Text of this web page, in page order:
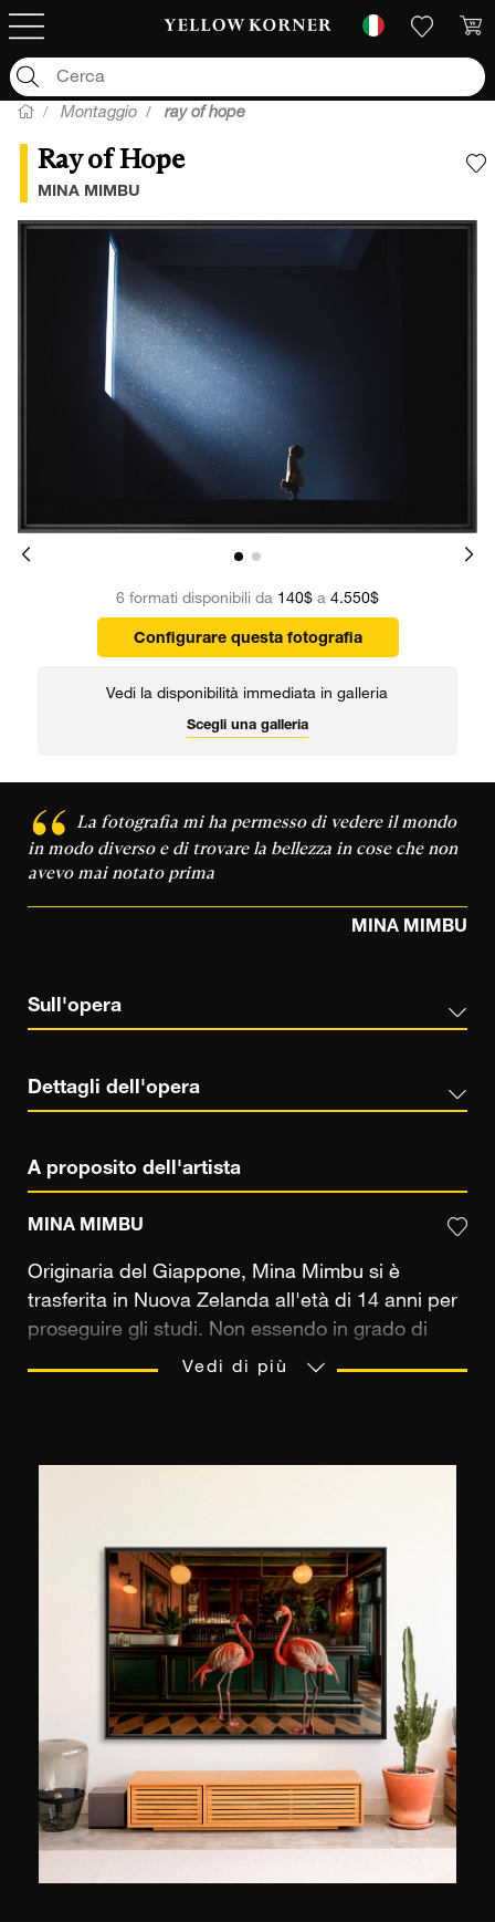
Montaggio ray of hope
Ray of Hope
MINA MIMBU
6 formati disponibili da 140$ a 4.550$
Configurare questa fotografia
Vedi la disponibilità immediata in galleria
Scegli una galleria
La fotografia mi ha permesso di vedere il mondo
in modo diverso e di trovare la bellezza in cose che non
avevo mai notato prima
MINA MIMBU
Sull'opera
Dettagli dell'opera
A proposito dell'artista
MINA MIMBU
Originaria del Giappone, Mina Mimbu si è
trasferita in Nuova Zelanda all'età di 14 anni per
proseguire gli studi. Non essendo in grado di
parlare inglese quando è arrivata ad Auckland, si
ispirazione. La fotografa sfrutta l'innocenza del
mondo dell'infanzia per creare immagini candide
che le permettono di evadere dalla realtà.
Poiché i bambini vedono il mondo con i loro
occhi, un mondo molto diverso da quello degli
adulti, Mina Mimbu si propone di interpretarlo
attraverso il prisma del suo obiettivo e infonde
un po' di magia nei suoi ritratti colorati. Insieme
ai bellissimi e sfuggenti paesaggi del Pacifico,
lascia nello spettatore una sensazione di incanto
e un irresistibile desiderio di tornare all'infanzia.
Vedi di più